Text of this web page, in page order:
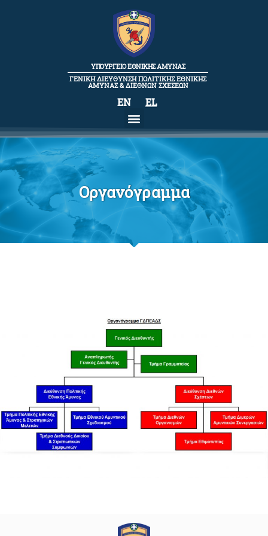
ΥΠΟΥΡΓΕΙΟ ΕΘΝΙΚΗΣ ΑΜΥΝΑΣ
ΓΕΝΙΚΗ ΔΙΕΥΘΥΝΣΗ ΠΟΛΙΤΙΚΗΣ ΕΘΝΙΚΗΣ
ΑΜΥΝΑΣ & ΔΙΕΘΝΩΝ ΣΧΕΣΕΩΝ
EN EL
Οργανόγραμμα